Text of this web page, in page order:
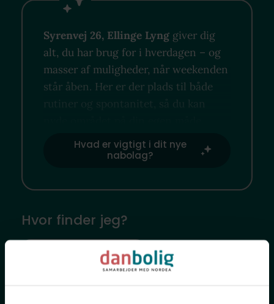
Syrenvej 26, Ellinge Lyng giver dig
alt, du har brug for i hverdagen – og
masser af muligheder, når weekenden
står åben. Her er der plads til både
rutiner og spontanitet, så du kan
Hvad er vigtigt i dit nye
nabolag?
Hvor finder jeg?
Lokale favoritsteder
Offentlig transport
Indkøb